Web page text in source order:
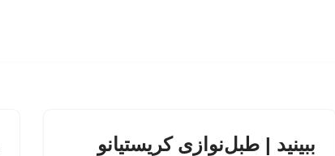
ببینید | طبل‌نوازی کریستیانو